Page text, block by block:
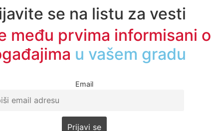
stručnjake za borbu protiv nasilja, psihologe i
prakse, predstavnike resornog ministarstva,
roditelja“, rekao je Ružić za list Politika.
se na listu za vesti
među prvima informisani o
događajima u regionu
Email